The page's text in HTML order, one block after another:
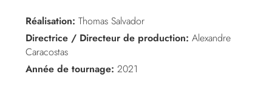
Réalisation: Thomas Salvador
Directrice / Directeur de production: Alexandre
Caracostas
Année de tournage: 2021